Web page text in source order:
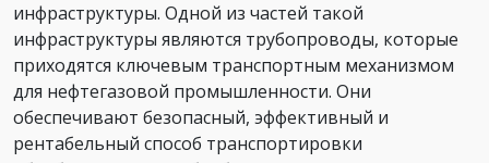
инфраструктуры. Одной из частей такой
инфраструктуры являются трубопроводы, которые
приходятся ключевым транспортным механизмом
для нефтегазовой промышленности. Они
обеспечивают безопасный, эффективный и
рентабельный способ транспортировки